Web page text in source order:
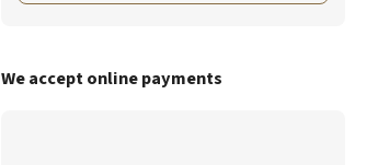
We accept online payments